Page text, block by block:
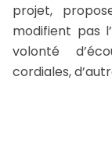
projet,
modifient pas
volonté
cordiales,